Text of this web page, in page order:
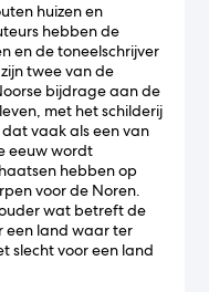
huizen en
hebben de
en de toneelschrijver
twee van de
bijdrage aan de
met het schilderij
dat vaak als een van
eeuw wordt
hebben op
voor de Noren.
wat betreft de
een land waar ter
slecht voor een land